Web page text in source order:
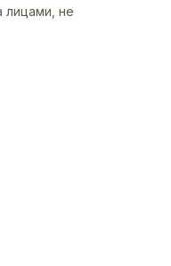
лицами, не